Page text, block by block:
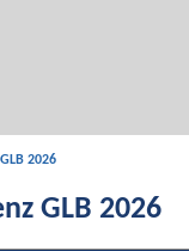
GLB 2026
GLB 2026